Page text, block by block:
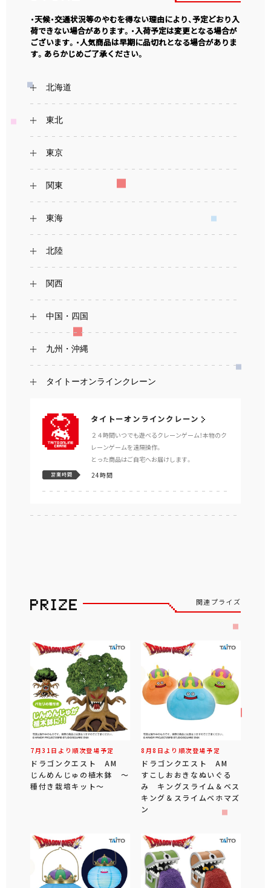
・天候・交通状況等のやむを得ない理由により、予定どおり入
荷できない場合があります。・入荷予定は変更となる場合が
ございます。・人気商品は早期に品切れとなる場合がありま
す。あらかじめご了承ください。
北海道
東北
東京
関東
東海
北陸
関西
中国・四国
九州・沖縄
タイトーオンラインクレーン
タイトーオンラインクレーン
２４時間いつでも遊べるクレーンゲーム！本物のク
レーンゲームを遠隔操作。
とった商品はご自宅へお届けします。
営業時間 24時間
関連プライズ
7月31日より順次登場予定
ドラゴンクエスト AM
じんめんじゅの植木鉢 ～
種付き栽培キット～
8月8日より順次登場予定
ドラゴンクエスト AM
すこしおおきなぬいぐる
み キングスライム＆ベス
キング＆スライムベホマズ
ン